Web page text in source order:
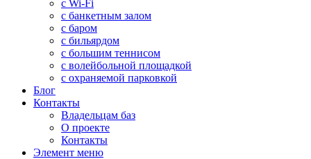
с Wi-Fi
с банкетным залом
с баром
с бильярдом
с большим теннисом
с волейбольной площадкой
с охраняемой парковкой
Блог
Контакты
Владельцам баз
О проекте
Контакты
Элемент меню